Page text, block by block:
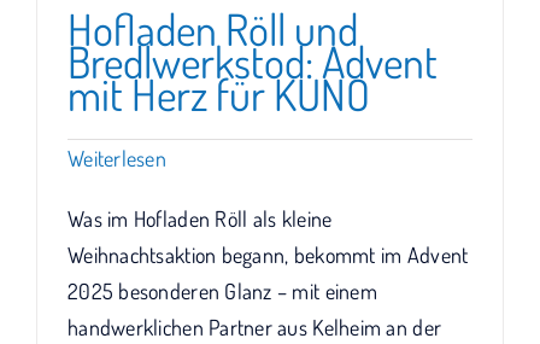
Hofladen Röll und
Bredlwerkstod: Advent
mit Herz für KUNO
Weiterlesen
Was im Hofladen Röll als kleine
Weihnachtsaktion begann, bekommt im Advent
2025 besonderen Glanz – mit einem
handwerklichen Partner aus Kelheim an der